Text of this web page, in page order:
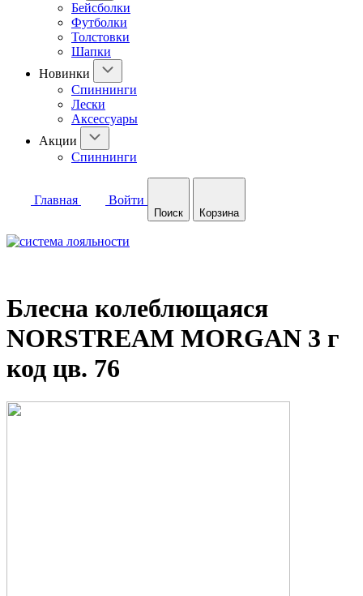
Бейсболки
Футболки
Толстовки
Шапки
Новинки
Спиннинги
Лески
Аксессуары
Акции
Спиннинги
Главная Войти
Поиск Корзина
Блесна колеблющаяся
NORSTREAM MORGAN 3 г
код цв. 76